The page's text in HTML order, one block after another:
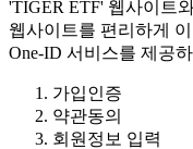
'TIGER ETF' 웹사이트
웹사이트를 편리하게
One-ID 서비스를 제공
가입인증
약관동의
회원정보 입력